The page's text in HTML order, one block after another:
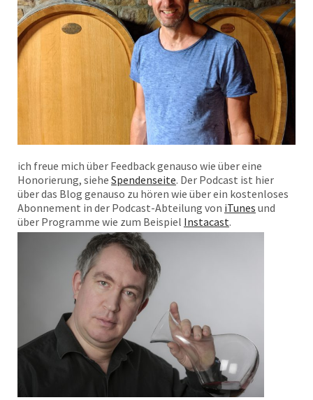
ich freue mich über Feedback genauso wie über eine
Honorierung, siehe Spendenseite. Der Podcast ist hier
über das Blog genauso zu hören wie über ein kostenloses
Abonnement in der Podcast-Abteilung von iTunes und
über Programme wie zum Beispiel Instacast.